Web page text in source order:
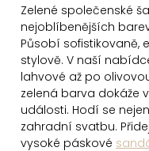
Zelené společenské
nejoblíbenějších
Působí sofistikovaně,
stylově. V naší
lahvové až po
zelená barva dokáže
události. Hodí se
zahradní svatbu.
vysoké páskové